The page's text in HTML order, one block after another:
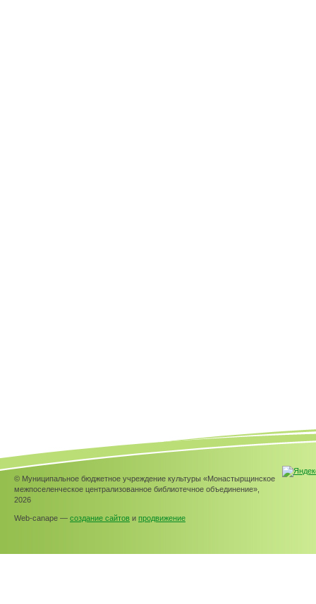
© Муниципальное бюджетное учреждение культуры «Монастырщинское
межпоселенческое централизованное библиотечное объединение»,
2026
Web-canape — создание сайтов и продвижение